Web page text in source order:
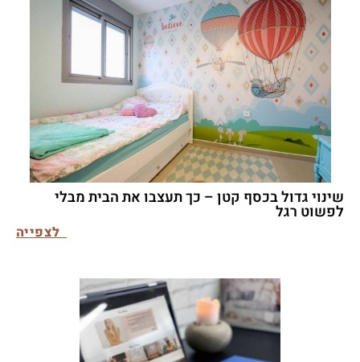
שינוי גדול בכסף קטן – כך תעצבו את הבית מבלי
לפשוט רגל
לצפייה